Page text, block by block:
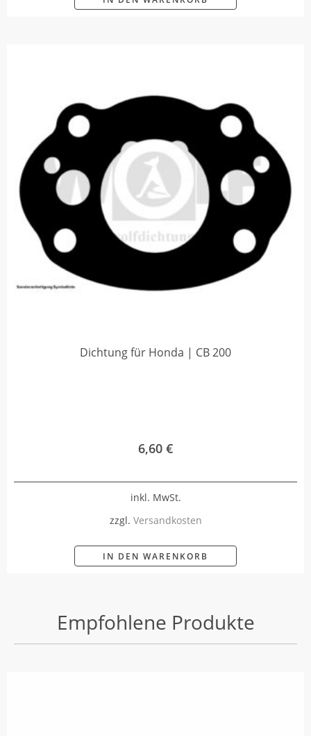
Dichtung für Honda | CB 200
6,60 €
inkl. MwSt.
zzgl. Versandkosten
IN DEN WARENKORB
Empfohlene Produkte